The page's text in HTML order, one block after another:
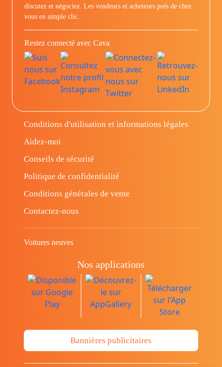
discutez et négociez. Les vendeurs et acheteurs prés de chez
vous en simple clic.
Restez connecté avec Cava
Conditions d'utilisation et informations légales
Aidez-moi
Conseils de sécurité
Politique de confidentialité
Conditions générales de vente
Contactez-nous
Voitures neuves
Nos applications
Bannières publicitaires